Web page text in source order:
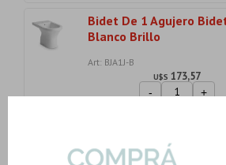
Bidet De 1 Agujero
Blanco Brillo
Art: BJA1J-B
U$S 173,57
- +
Herraje Plas...